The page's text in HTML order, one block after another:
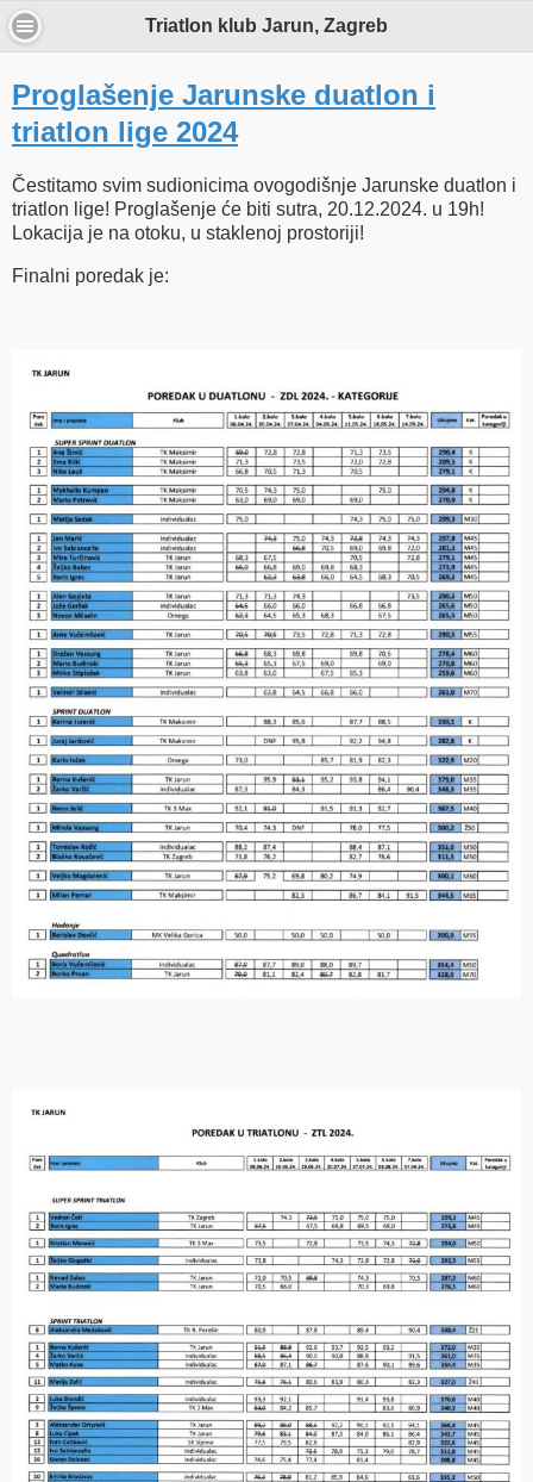
Triatlon klub Jarun, Zagreb
Proglašenje Jarunske duatlon i
triatlon lige 2024
Čestitamo svim sudionicima ovogodišnje Jarunske duatlon i
triatlon lige! Proglašenje će biti sutra, 20.12.2024. u 19h!
Lokacija je na otoku, u staklenoj prostoriji!
Finalni poredak je: